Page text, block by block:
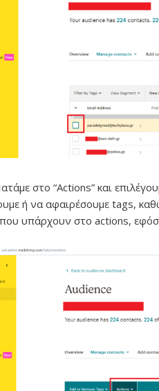
στο “Actions” και
ή να αφαιρέσουμε tags,
υπάρχουν στο actions,